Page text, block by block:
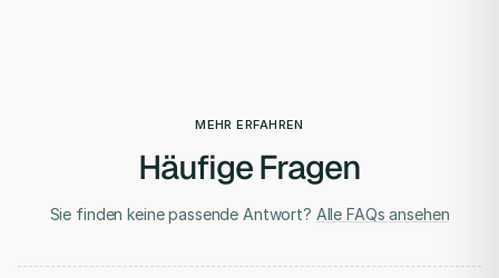
MEHR ERFAHREN
Häufige Fragen
Sie finden keine passende Antwort? Alle FAQs ansehen